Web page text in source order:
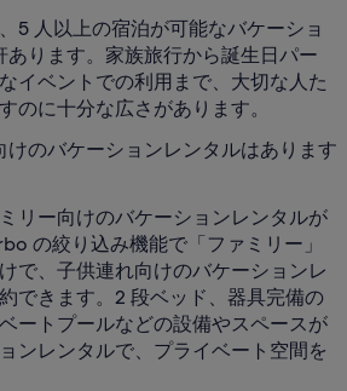
5 人以上の宿泊が可能なバケーショ
あります。家族旅行から誕生日パー
イベントでの利用まで、大切な人た
のに十分な広さがあります。
けのバケーションレンタルはあります
リー向けのバケーションレンタルが
の絞り込み機能で「ファミリー」
で、子供連れ向けのバケーションレ
できます。2 段ベッド、器具完備の
ートプールなどの設備やスペースが
ンレンタルで、プライベート空間を